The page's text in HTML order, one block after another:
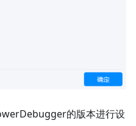
的版本进行设